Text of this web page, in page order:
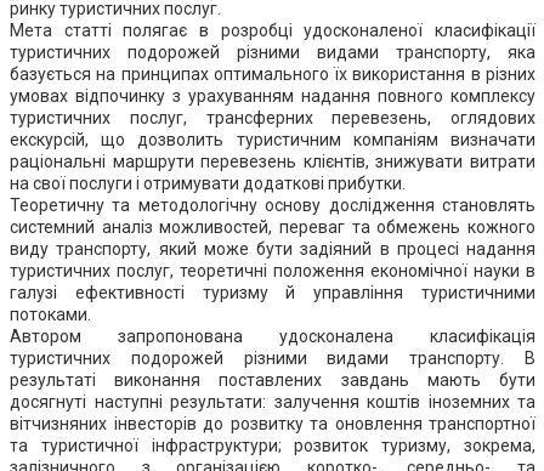
ринку туристичних послуг.
Мета статті полягає в розробці удосконаленої класифікації
туристичних подорожей різними видами транспорту, яка
базується на принципах оптимального їх використання в різних
умовах відпочинку з урахуванням надання повного комплексу
туристичних послуг, трансферних перевезень, оглядових
екскурсій, що дозволить туристичним компаніям визначати
раціональні маршрути перевезень клієнтів, знижувати витрати
на свої послуги і отримувати додаткові прибутки.
Теоретичну та методологічну основу дослідження становлять
системний аналіз можливостей, переваг та обмежень кожного
виду транспорту, який може бути задіяний в процесі надання
туристичних послуг, теоретичні положення економічної науки в
галузі ефективності туризму й управління туристичними
потоками.
Автором запропонована удосконалена класифікація
туристичних подорожей різними видами транспорту. В
результаті виконання поставлених завдань мають бути
досягнуті наступні результати: залучення коштів іноземних та
вітчизняних інвесторів до розвитку та оновлення транспортної
та туристичної інфраструктури; розвиток туризму, зокрема,
залізничного з організацією коротко-, середньо- та